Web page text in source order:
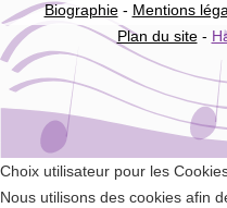
Biographie- Mentions
Plan du site-
Choix utilisateur pour les
Nous utilisons des cookies afin